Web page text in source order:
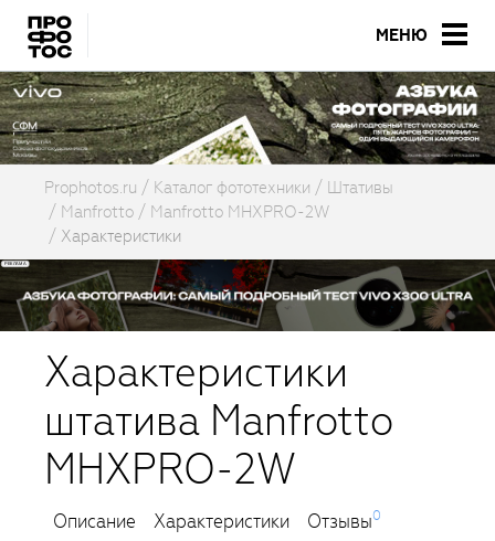
МЕНЮ
Prophotos.ru Каталог фототехники
Штативы
Manfrotto
Manfrotto MHXPRO-2W
Характеристики
Характеристики
штатива Manfrotto
MHXPRO-2W
Описание Характеристики Отзывы0